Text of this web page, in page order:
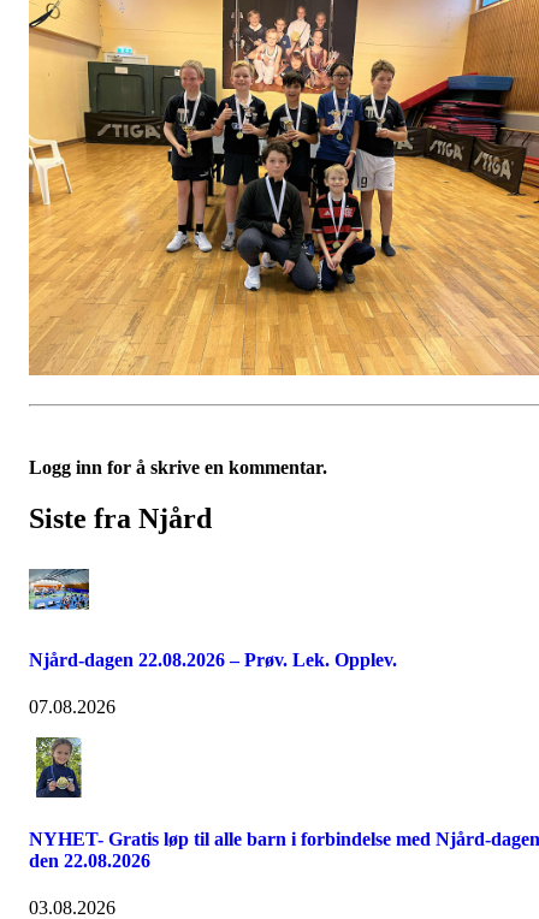
Logg inn for å skrive en kommentar.
Siste fra Njård
Njård-dagen 22.08.2026 – Prøv. Lek. Opplev.
07.08.2026
NYHET- Gratis løp til alle barn i forbindelse med Njård-dagen
den 22.08.2026
03.08.2026